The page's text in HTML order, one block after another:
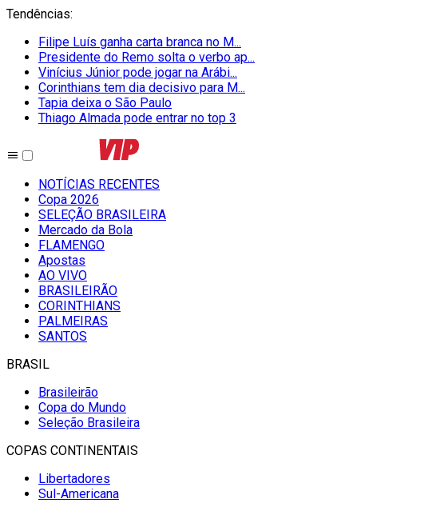
Tendências:
Filipe Luís ganha carta branca no M...
Presidente do Remo solta o verbo ap...
Vinícius Júnior pode jogar na Arábi...
Corinthians tem dia decisivo para M...
Tapia deixa o São Paulo
Thiago Almada pode entrar no top 3
NOTÍCIAS RECENTES
Copa 2026
SELEÇÃO BRASILEIRA
Mercado da Bola
FLAMENGO
Apostas
AO VIVO
BRASILEIRÃO
CORINTHIANS
PALMEIRAS
SANTOS
BRASIL
Brasileirão
Copa do Mundo
Seleção Brasileira
COPAS CONTINENTAIS
Libertadores
Sul-Americana